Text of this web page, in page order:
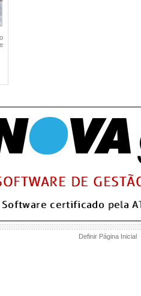
Definir Página Inicial